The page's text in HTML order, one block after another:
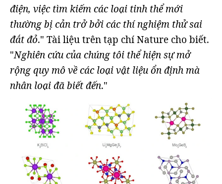
điện, việc tìm kiếm các loại tinh thể mới
thường bị cản trở bởi các thí nghiệm thử sai
đắt đỏ." Tài liệu trên tạp chí Nature cho biết.
"Nghiên cứu của chúng tôi thể hiện sự mở
rộng quy mô về các loại vật liệu ổn định mà
nhân loại đã biết đến."